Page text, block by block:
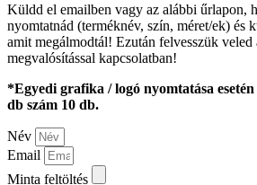
Küldd el emailben vagy az alábbi űrlapon,
nyomtatnád (terméknév, szín, méret/ek) és
amit megálmodtál! Ezután felvesszük veled
megvalósítással kapcsolatban!
*Egyedi grafika / logó nyomtatása
db szám 10 db.
Név
Email
Minta feltöltés